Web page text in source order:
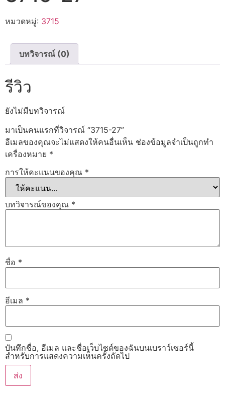
หมวดหมู่: 3715
บทวิจารณ์ (0)
รีวิว
ยังไม่มีบทวิจารณ์
มาเป็นคนแรกที่วิจารณ์ “3715-27”
อีเมลของคุณจะไม่แสดงให้คนอื่นเห็น ช่องข้อมูลจำเป็นถูกทำ
เครื่องหมาย *
การให้คะแนนของคุณ *
บทวิจารณ์ของคุณ *
ชื่อ *
อีเมล *
บันทึกชื่อ, อีเมล และชื่อเว็บไซต์ของฉันบนเบราว์เซอร์นี้
สำหรับการแสดงความเห็นครั้งถัดไป